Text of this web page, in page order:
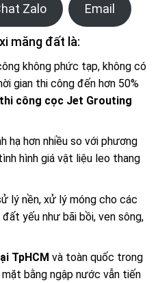
Zalo Email
măng đất là:
không phức tạp, không có
gian thi công đến hơn 50%
thi công cọc Jet Grouting
hạ hơn nhiều so với phương
hình giá vật liệu leo thang
lý nền, xử lý móng cho các
yếu như bãi bồi, ven sông,
TpHCM và toàn quốc trong
bằng ngập nước vẫn tiến